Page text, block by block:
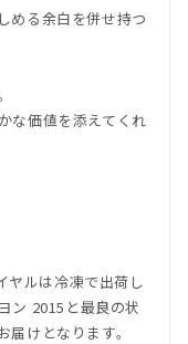
める余白を併せ持つ
な価値を添えてくれ
ヤルは冷凍で出荷し
ン 2015 と最良の状
けとなります。